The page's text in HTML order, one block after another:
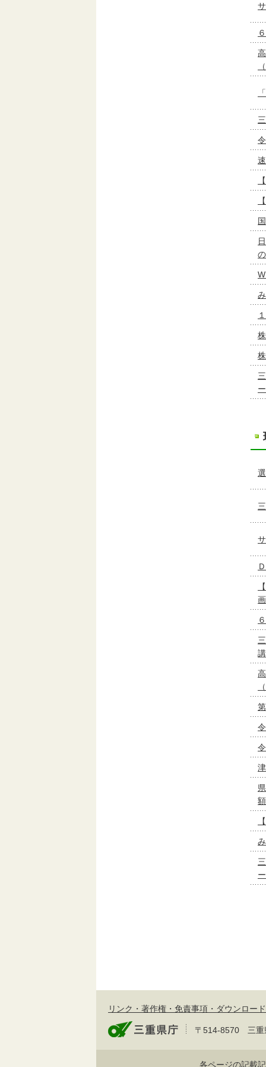
リンク・著作権・免責事項・ダウンロード
〒514-8570 三重
各ページの記載